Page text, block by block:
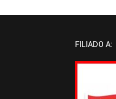
FILIADO A: